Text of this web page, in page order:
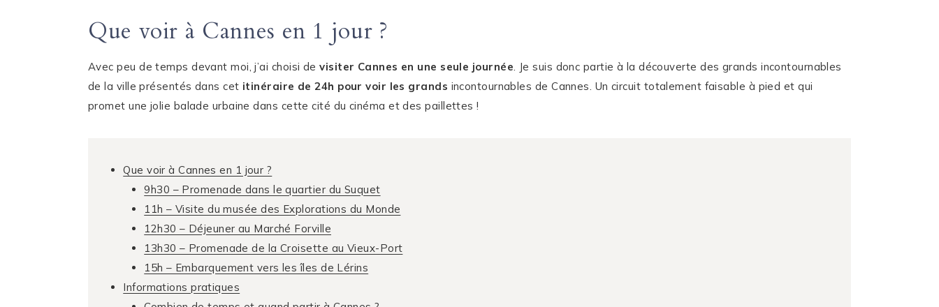
Que voir à Cannes en 1 jour ?
Avec peu de temps devant moi, j’ai choisi devisiter Cannes en une seule journée. Je suis donc partie à la découverte des grands incontournables
de la ville présentés dans cet itinéraire de 24h pour voir les grands incontournables de Cannes. Un circuit totalement faisable à pied et qui
promet une jolie balade urbaine dans cette cité du cinéma et des paillettes !
Que voir à Cannes en 1 jour ?
9h30 – Promenade dans le quartier du Suquet
11h – Visite du musée des Explorations du Monde
12h30 – Déjeuner au Marché Forville
13h30 – Promenade de la Croisette au Vieux-Port
15h – Embarquement vers les îles de Lérins
Informations pratiques